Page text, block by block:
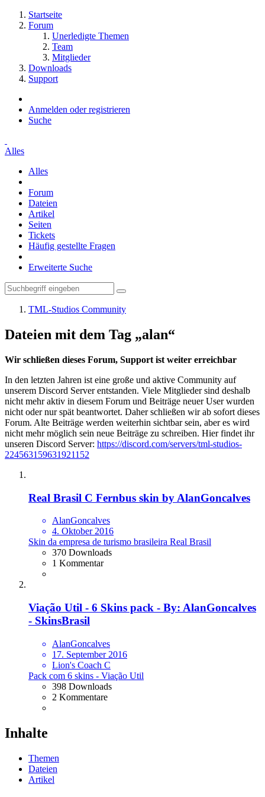
Startseite
Forum
Unerledigte Themen
Team
Mitglieder
Downloads
Support
Anmelden oder registrieren
Suche
Alles
Alles
Forum
Dateien
Artikel
Seiten
Tickets
Häufig gestellte Fragen
Erweiterte Suche
TML-Studios Community
Dateien mit dem Tag „alan“
Wir schließen dieses Forum, Support ist weiter erreichbar
In den letzten Jahren ist eine große und aktive Community auf
unserem Discord Server entstanden. Viele Mitglieder sind deshalb
nicht mehr aktiv in diesem Forum und Beiträge neuer User wurden
nicht oder nur spät beantwortet. Daher schließen wir ab sofort dieses
Forum. Alte Beiträge werden weiterhin sichtbar sein, aber es wird
nicht mehr möglich sein neue Beiträge zu schreiben. Hier findet ihr
unseren Discord Server: https://discord.com/servers/tml-studios-
224563159631921152
Real Brasil C Fernbus skin by AlanGoncalves
AlanGoncalves
4. Oktober 2016
Skin da empresa de turismo brasileira Real Brasil
370 Downloads
1 Kommentar
Viação Util - 6 Skins pack - By: AlanGoncalves
- SkinsBrasil
AlanGoncalves
17. September 2016
Lion's Coach C
Pack com 6 skins - Viação Util
398 Downloads
2 Kommentare
Inhalte
Themen
Dateien
Artikel